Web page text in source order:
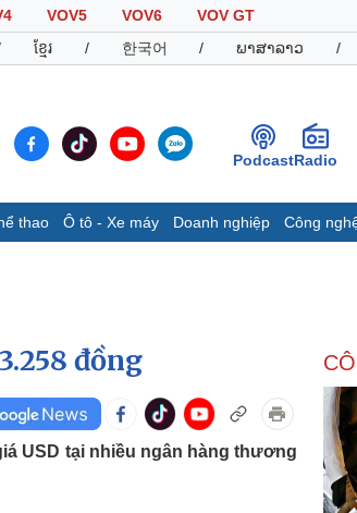
VOV5 VOV6
VOV GT
ខ្មែរ / 한국어 / ພາສາລາວ /
PodcastRadio
thao Ô tô - Xe máy Doanh nghiệp Công
E-Magazine
Infographic
Ô tô - Xe máy
Doanh nghiệp
Thông tin
Doanh nghiệp
đồng
USD tại nhiều ngân hàng thương